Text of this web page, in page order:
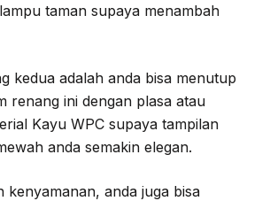
taman supaya menambah
kedua adalah anda bisa menutup
renang ini dengan plasa atau
Kayu WPC supaya tampilan
anda semakin elegan.
kenyamanan, anda juga bisa